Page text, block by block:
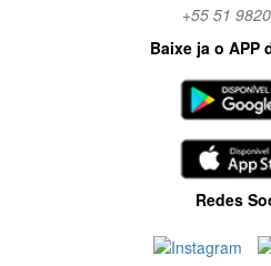
+55 51
Baixe ja o APP
Redes